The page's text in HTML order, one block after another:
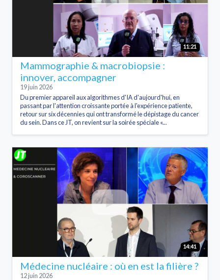
11:21
Mammographie & macrobiopsie :
innover, accompagner
19 juin 2026
Du premier appareil aux algorithmes d'IA d'aujourd'hui, en
passant par l'attention croissante portée à l'expérience patiente,
retour sur six décennies qui ont transformé le dépistage du cancer
du sein. Dans ce JT, on revient sur la soirée spéciale «...
14:41
Médecine nucléaire : où en est la filière ?
12 juin 2026